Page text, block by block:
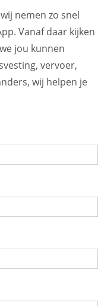
nemen zo snel
Vanaf daar kijken
jou kunnen
vervoer,
wij helpen je